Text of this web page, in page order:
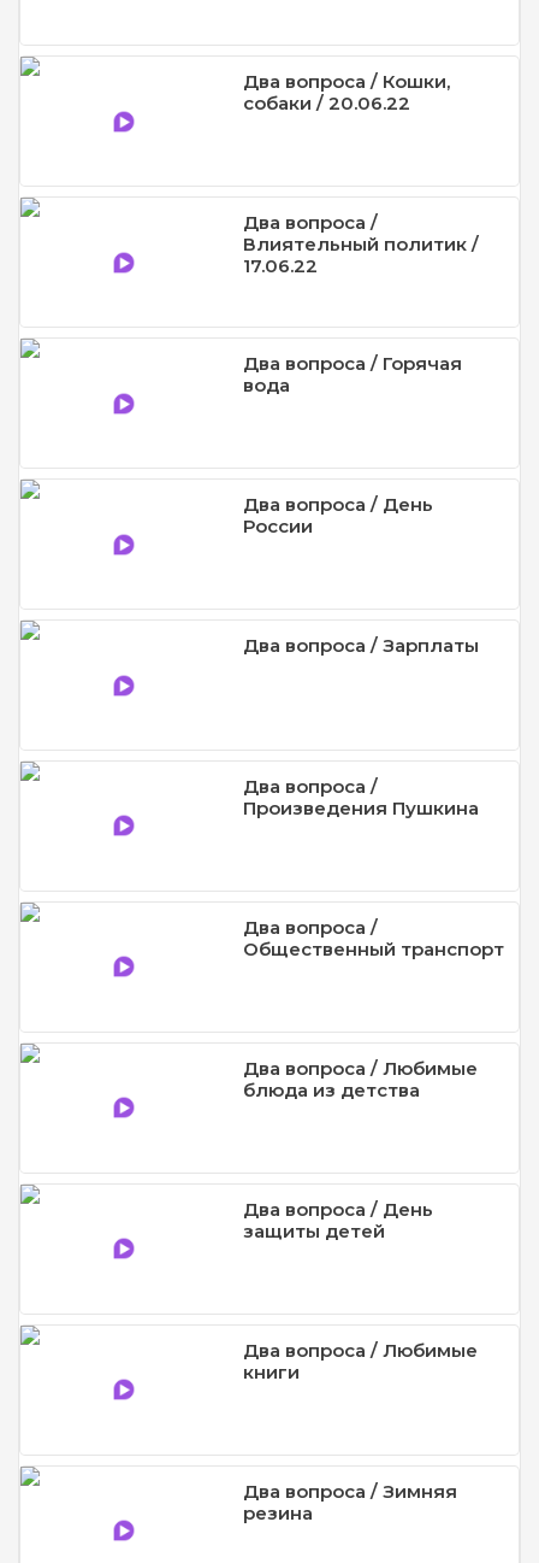
Два вопроса / Кошки,
собаки / 20.06.22
Два вопроса /
Влиятельный политик /
17.06.22
Два вопроса / Горячая
вода
Два вопроса / День
России
Два вопроса / Зарплаты
Два вопроса /
Произведения Пушкина
Два вопроса /
Общественный транспорт
Два вопроса / Любимые
блюда из детства
Два вопроса / День
защиты детей
Два вопроса / Любимые
книги
Два вопроса / Зимняя
резина